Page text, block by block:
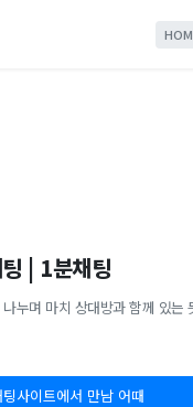
| 1분채팅
누며 마치 상대방과 함께 있는
사이트에서 만남 어때